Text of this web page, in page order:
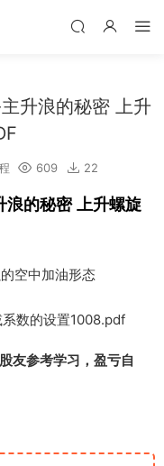
升浪的秘密 上升
609 22
浪的秘密 上升螺旋
空中加油形态
数的设置1008.pdf
友参考学习，盈亏自